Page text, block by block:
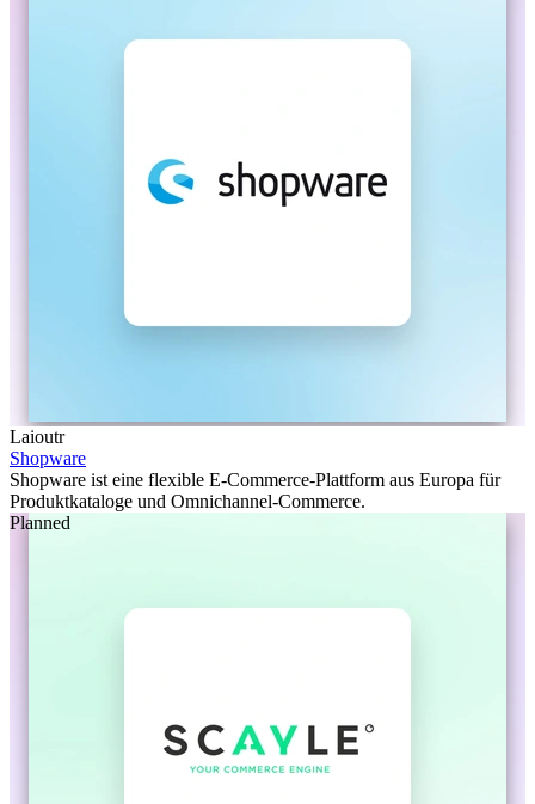
Laioutr
Shopware
Shopware ist eine flexible E-Commerce-Plattform aus Europa für
Produktkataloge und Omnichannel-Commerce.
Planned